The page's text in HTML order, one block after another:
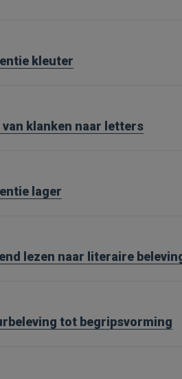
kleuter
klanken naar letters
lager
lezen naar literaire
tot begripsvorming